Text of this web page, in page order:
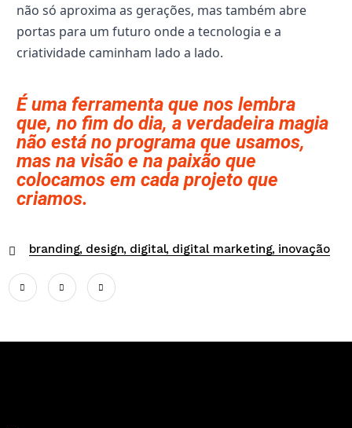
não só aproxima as gerações, mas também abre
portas para um futuro onde a tecnologia e a
criatividade caminham lado a lado.
É uma ferramenta que nos lembra
que, no fim do dia, a verdadeira magia
não está no programa que usamos,
mas na visão e na paixão que
colocamos em cada projeto que
criamos.
branding design digital digital marketing inovação